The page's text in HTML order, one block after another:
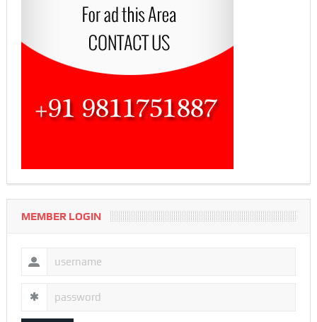
MEMBER LOGIN